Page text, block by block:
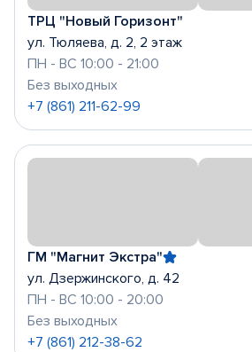
ТРЦ "Новый Горизонт"
ул. Тюляева, д. 2, 2 этаж
ПН - ВС 10:00 - 21:00
Без выходных
+7 (861) 211-62-99
ГМ "Магнит Экстра"
ул. Дзержинского, д. 42
ПН - ВС 10:00 - 20:00
Без выходных
+7 (861) 212-38-62